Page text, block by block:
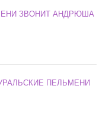
ЗВОНИТ АНДРЮША
ПЕЛЬМЕНИ